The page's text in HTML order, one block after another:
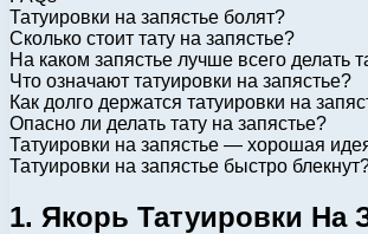
Татуировки на запястье болят?
Сколько стоит тату на запястье?
На каком запястье лучше всего делать
Что означают татуировки на запястье?
Как долго держатся татуировки на
Опасно ли делать тату на запястье?
Татуировки на запястье — хорошая
Татуировки на запястье быстро
1. Якорь Татуировки На